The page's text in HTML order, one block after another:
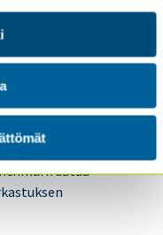
osassa
käsitellään
Kolmannessa
Neljäs
dataa